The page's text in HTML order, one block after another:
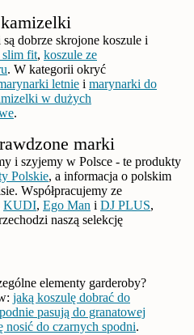
dobrze skrojone koszule i
slim fit, koszule ze
. W kategorii okryć
letnie i marynarki do
w dużych
.
marki
i szyjemy w Polsce - te produkty
Polskie, a informacja o polskim
Współpracujemy ze
KUDI, Ego Man i DJ PLUS,
naszą selekcję
elementy garderoby?
jaką koszulę dobrać do
pasują do granatowej
nosić do czarnych spodni.